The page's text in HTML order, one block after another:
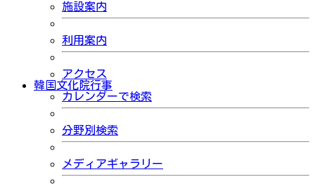
施設案内
利用案内
アクセス
韓国文化院行事
カレンダーで検索
分野別検索
メディアギャラリー